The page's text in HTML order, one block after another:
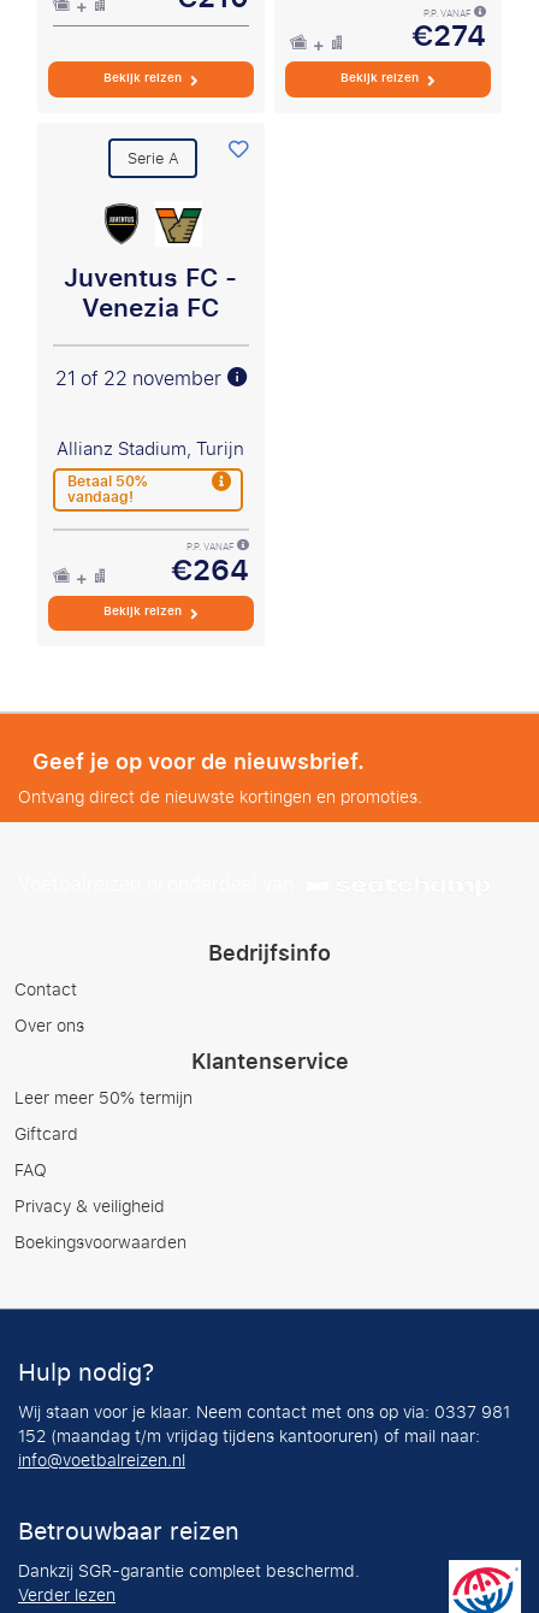
Bekijk reizen
P.P. VANAF
€274
Bekijk reizen
Serie A
Juventus FC -
Venezia FC
21 of 22 november
Allianz Stadium, Turijn
Betaal 50%
vandaag!
P.P. VANAF
€264
Bekijk reizen
Geef je op voor de nieuwsbrief.
Ontvang direct de nieuwste kortingen en promoties.
Bedrijfsinfo
Contact
Over ons
Klantenservice
Leer meer 50% termijn
Giftcard
FAQ
Privacy & veiligheid
Boekingsvoorwaarden
Hulp nodig?
Wij staan voor je klaar. Neem contact met ons op via: 0337 981
152 (maandag t/m vrijdag tijdens kantooruren) of mail naar:
info@voetbalreizen.nl
Betrouwbaar reizen
Dankzij SGR-garantie compleet beschermd.
Verder lezen